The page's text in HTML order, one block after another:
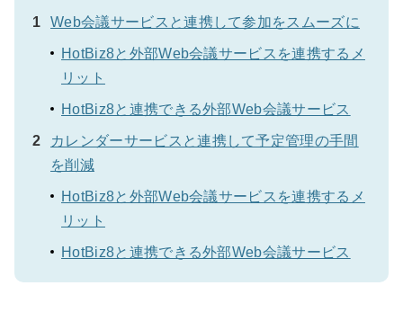
Web会議サービスと連携して参加をスムーズに
HotBiz8と外部Web会議サービスを連携するメ
リット
HotBiz8と連携できる外部Web会議サービス
カレンダーサービスと連携して予定管理の手間
を削減
HotBiz8と外部Web会議サービスを連携するメ
リット
HotBiz8と連携できる外部Web会議サービス